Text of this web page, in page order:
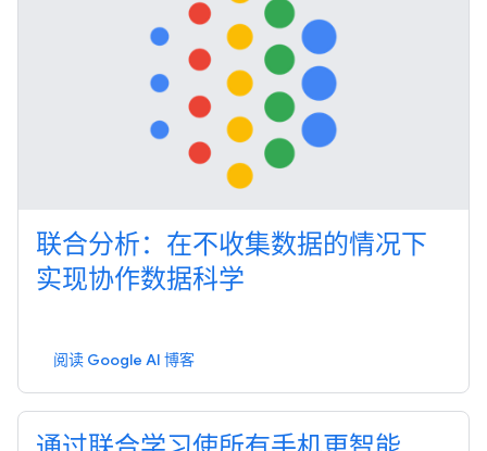
联合分析：在不收集数据的情况下
实现协作数据科学
阅读 Google AI 博客